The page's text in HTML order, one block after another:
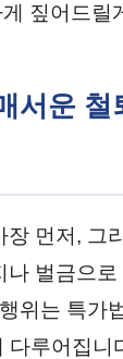
짚어드릴
서운 철
먼저, 그
벌금으
위는 특가
다루어집니